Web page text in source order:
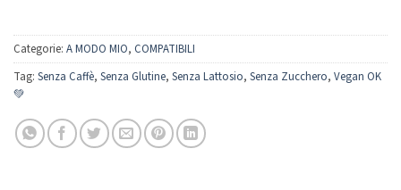
Categorie: A MODO MIO, COMPATIBILI
Tag: Senza Caffè, Senza Glutine, Senza Lattosio, Senza Zucchero, Vegan OK
💚